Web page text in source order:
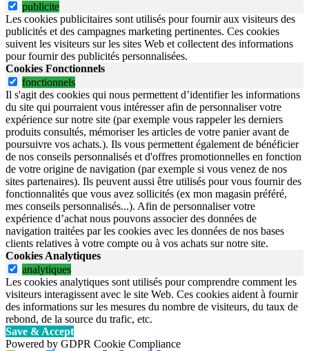
publicite
Les cookies publicitaires sont utilisés pour fournir aux visiteurs des
publicités et des campagnes marketing pertinentes. Ces cookies
suivent les visiteurs sur les sites Web et collectent des informations
pour fournir des publicités personnalisées.
Cookies Fonctionnels
fonctionnels
Il s'agit des cookies qui nous permettent d’identifier les informations
du site qui pourraient vous intéresser afin de personnaliser votre
expérience sur notre site (par exemple vous rappeler les derniers
produits consultés, mémoriser les articles de votre panier avant de
poursuivre vos achats.). Ils vous permettent également de bénéficier
de nos conseils personnalisés et d'offres promotionnelles en fonction
de votre origine de navigation (par exemple si vous venez de nos
sites partenaires). Ils peuvent aussi être utilisés pour vous fournir des
fonctionnalités que vous avez sollicités (ex mon magasin préféré,
mes conseils personnalisés...). Afin de personnaliser votre
expérience d’achat nous pouvons associer des données de
navigation traitées par les cookies avec les données de nos bases
clients relatives à votre compte ou à vos achats sur notre site.
Cookies Analytiques
analytiques
Les cookies analytiques sont utilisés pour comprendre comment les
visiteurs interagissent avec le site Web. Ces cookies aident à fournir
des informations sur les mesures du nombre de visiteurs, du taux de
rebond, de la source du trafic, etc.
Save & Accept
Powered by GDPR Cookie Compliance